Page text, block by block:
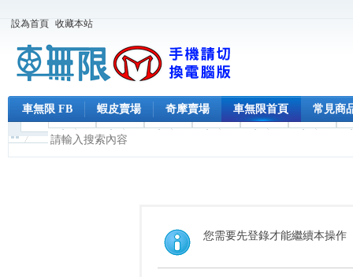
設為首頁 收藏本站
車無限 FB 蝦皮賣場 奇摩賣場 車無限首頁 常見商
您需要先登錄才能繼續本操作